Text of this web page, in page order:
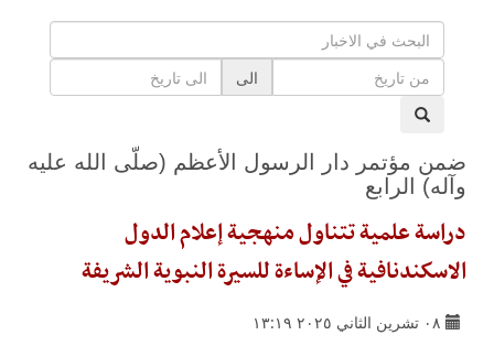
الى
ضمن مؤتمر دار الرسول الأعظم (صلّى الله عليه
وآله) الرابع
دراسة علمية تتناول منهجية إعلام الدول
الاسكندنافية في الإساءة للسيرة النبوية الشريفة
٠٨ تشرين الثاني ٢٠٢٥ ١٣:١٩